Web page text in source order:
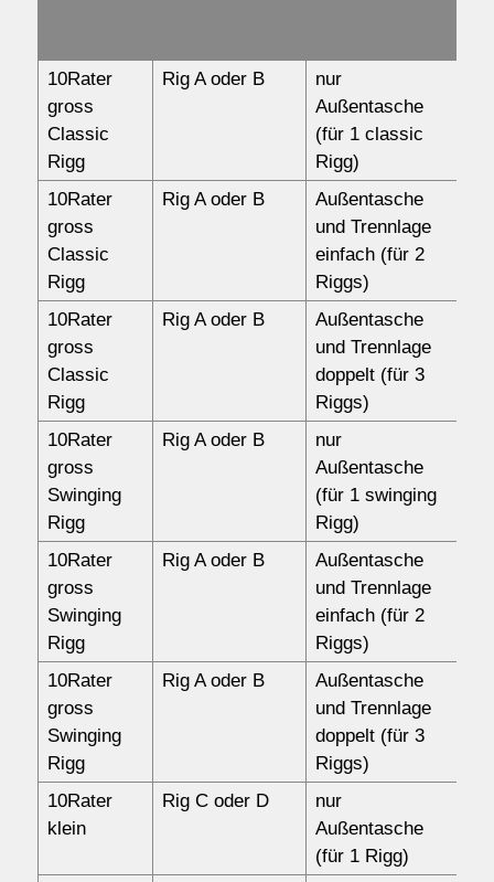
Wassersport
Propellermodelle
Jetmodelle
Service
Kontakt/Order
Anfahrt
über uns
10Rater
gross
Classic
Rigg
Rig A oder B
nur
Außentasche
(für 1 classic
Rigg)
10Rater
gross
Classic
Rigg
Rig A oder B
Außentasche
und Trennlage
einfach (für 2
Riggs)
10Rater
gross
Classic
Rigg
Rig A oder B
Außentasche
und Trennlage
doppelt (für 3
Riggs)
10Rater
gross
Swinging
Rigg
Rig A oder B
nur
Außentasche
(für 1 swinging
Rigg)
10Rater
gross
Swinging
Rigg
Rig A oder B
Außentasche
und Trennlage
einfach (für 2
Riggs)
10Rater
gross
Swinging
Rigg
Rig A oder B
Außentasche
und Trennlage
doppelt (für 3
Riggs)
10Rater
klein
Rig C oder D
nur
Außentasche
(für 1 Rigg)